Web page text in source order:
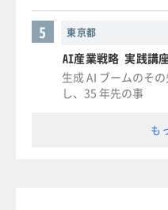
東京都
5
AI産業戦略 実践講
生成 AI ブームのそ
し、35 年先の事
も